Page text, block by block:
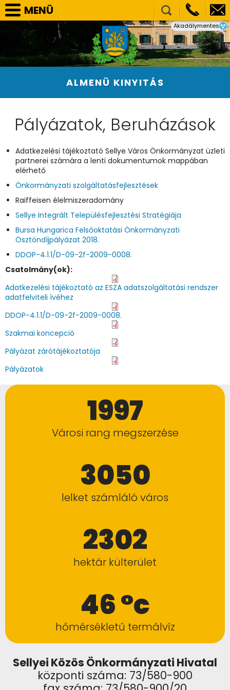
Akadálymentes
MENÜ
SELLYE VÁROS ÖNKORMÁNYZAT
TÁRSULÁSOK
NEMZETISÉGI ÖNKORMÁNYZATOK
KÖZÉRDEKŰ ADATOK
E-ÜGYINTÉZÉS
KÉPGALÉRIA
ALMENÜ KINYITÁS
Pályázatok, Beruházások
Adatkezelési tájékoztató Sellye Város Önkormányzat üzleti
partnerei számára a lenti dokumentumok mappában
elérhető
Önkormányzati szolgáltatásfejlesztések
Raiffeisen élelmiszeradomány
Sellye Integrált Településfejlesztési Stratégiája
Bursa Hungarica Felsőoktatási Önkormányzati
Ösztöndíjpályázat 2018.
DDOP-4.1.1/D-09-2f-2009-0008.
Csatolmány(ok):
Adatkezelési tájékoztató az ESZA adatszolgáltatási rendszer
adatfelviteli ívéhez
DDOP-4.1.1/D-09-2f-2009-0008.
Szakmai koncepció
Pályázat zárótájékoztatója
Pályázatok
1997
Városi rang megszerzése
3050
lelket számláló város
2302
hektár külterület
46 °c
hőmérsékletű termálvíz
Sellyei Közös Önkormányzati Hivatal
központi száma: 73/580-900